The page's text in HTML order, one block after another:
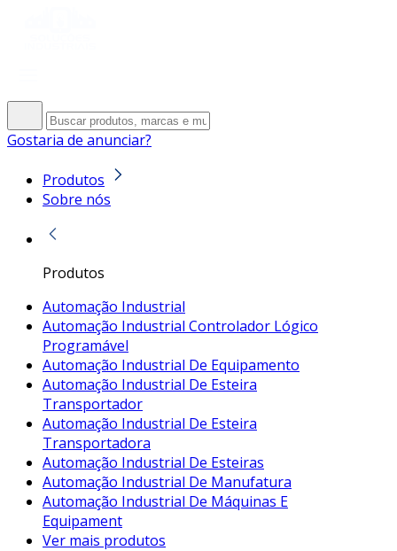
Gostaria de anunciar?
Produtos
Sobre nós
Produtos
Automação Industrial
Automação Industrial Controlador Lógico
Programável
Automação Industrial De Equipamento
Automação Industrial De Esteira
Transportador
Automação Industrial De Esteira
Transportadora
Automação Industrial De Esteiras
Automação Industrial De Manufatura
Automação Industrial De Máquinas E
Equipament
Ver mais produtos